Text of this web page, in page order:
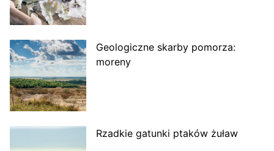
Geologiczne skarby pomorza:
moreny
Rzadkie gatunki ptaków żuław